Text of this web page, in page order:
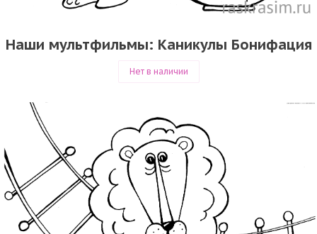
Наши мультфильмы: Каникулы Бонифация
Нет в наличии